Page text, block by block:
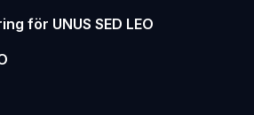
för UNUS SED LEO